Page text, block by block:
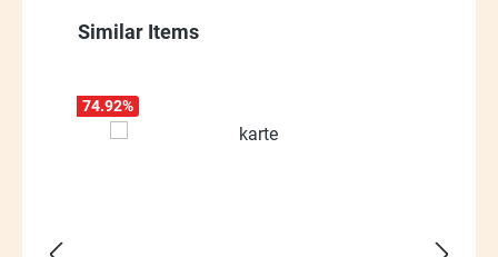
Produktgalerie überspringen
Similar Items
74.92%